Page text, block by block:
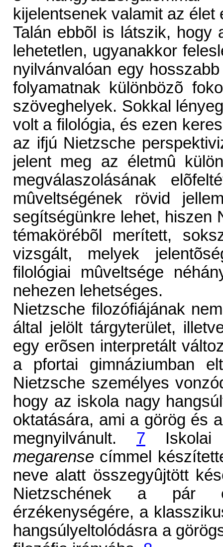
kijelentsenek valamit az
Talán ebbõl is látszik, hogy
lehetetlen, ugyanakkor
nyilvánvalóan egy
folyamatnak különbözõ
szöveghelyek. Sokkal
volt a filológia, és ezen
az ifjú Nietzsche
jelent meg az életmû
megválaszolásának
mûveltségének rövid
segítségünkre lehet, hiszen
témakörébõl merített,
vizsgált, melyek
filológiai mûveltsége
nehezen lehetséges.
Nietzsche filozófiájának
által jelölt tárgyterület,
egy erõsen interpretált
a pfortai gimnáziumban
Nietzsche személyes
hogy az iskola nagy
oktatására, ami a görög és
megnyilvánult. 7 Iskolai
megarense címmel
neve alatt összegyûjtött
Nietzschének a pár
érzékenységére, a
hangsúlyeltolódásra a